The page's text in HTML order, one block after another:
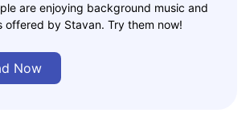
are enjoying background music and
offered by Stavan. Try them now!
Now